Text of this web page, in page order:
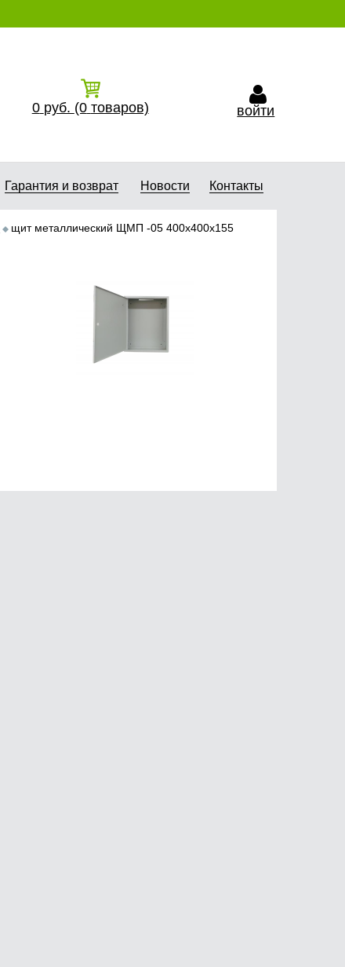
0 руб. (0 товаров) войти
Гарантия и возврат Новости Контакты
щит металлический ЩМП -05 400х400х155